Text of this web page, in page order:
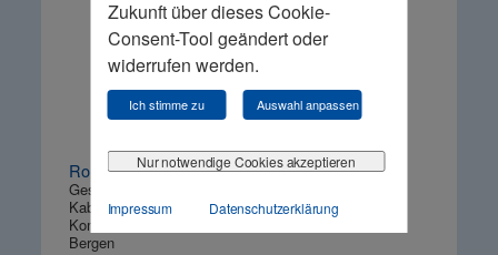
Zukunft über dieses Cookie-
Consent-Tool geändert oder
widerrufen werden.
Ich stimme zu Auswahl anpassen
Nur notwendige Cookies akzeptieren
Impressum Datenschutzerklärung
Rolf Hoffmann
Geschäftsführender Gesellschafter
Kabel + Satellit Bergen
Kommunikationstechnik GmbH
Bergen